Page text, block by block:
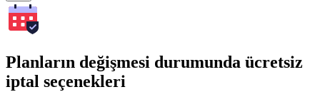
Planların değişmesi durumunda ücretsiz
iptal seçenekleri